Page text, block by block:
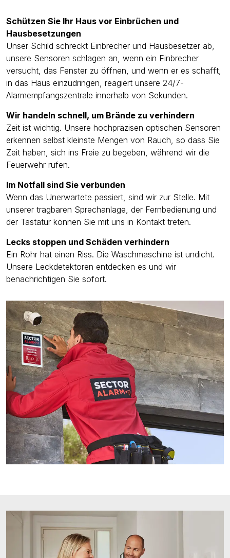
Schützen Sie Ihr Haus vor Einbrüchen und
Hausbesetzungen
Unser Schild schreckt Einbrecher und Hausbesetzer ab,
unsere Sensoren schlagen an, wenn ein Einbrecher
versucht, das Fenster zu öffnen, und wenn er es schafft,
in das Haus einzudringen, reagiert unsere 24/7-
Alarmempfangszentrale innerhalb von Sekunden.
Wir handeln schnell, um Brände zu verhindern
Zeit ist wichtig. Unsere hochpräzisen optischen Sensoren
erkennen selbst kleinste Mengen von Rauch, so dass Sie
Zeit haben, sich ins Freie zu begeben, während wir die
Feuerwehr rufen.
Im Notfall sind Sie verbunden
Wenn das Unerwartete passiert, sind wir zur Stelle. Mit
unserer tragbaren Sprechanlage, der Fernbedienung und
der Tastatur können Sie mit uns in Kontakt treten.
Lecks stoppen und Schäden verhindern
Ein Rohr hat einen Riss. Die Waschmaschine ist undicht.
Unsere Leckdetektoren entdecken es und wir
benachrichtigen Sie sofort.